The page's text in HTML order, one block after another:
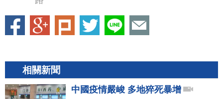
相關新聞
中國疫情嚴峻 多地猝死暴增